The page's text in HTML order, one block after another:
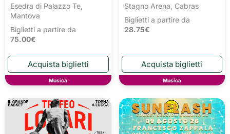
Esedra di Palazzo Te,
Mantova
Biglietti a partire da
75.00€
Musica
Stagno Arena, Cabras
Biglietti a partire da
28.75€
Musica